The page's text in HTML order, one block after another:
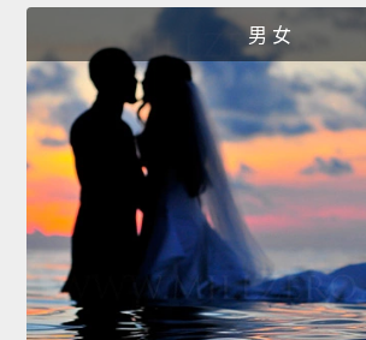
男 女